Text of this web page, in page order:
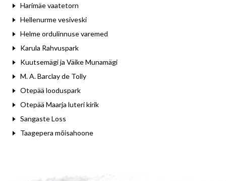
Harimäe vaatetorn
Hellenurme vesiveski
Helme ordulinnuse varemed
Karula Rahvuspark
Kuutsemägi ja Väike Munamägi
M. A. Barclay de Tolly
Otepää looduspark
Otepää Maarja luteri kirik
Sangaste Loss
Taagepera mõisahoone